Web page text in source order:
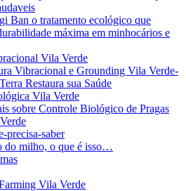
Ban o tratamento ecológico que
máxima em minhocários e
Vila Verde
Vibracional e Grounding Vila Verde-
Restaura sua Saúde
Vila Verde
sobre Controle Biológico de Pragas
precisa-saber
do milho, o que é isso…
Vila Verde